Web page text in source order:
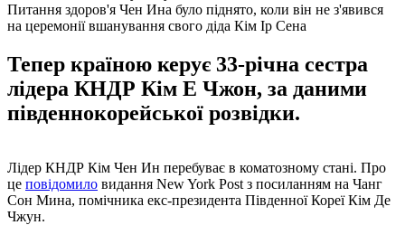
Питання здоров'я Чен Ина було піднято, коли він не з'явився
на церемонії вшанування свого діда Кім Ір Сена
Тепер країною керує 33-річна сестра
лідера КНДР Кім Е Чжон, за даними
південнокорейської розвідки.
Лідер КНДР Кім Чен Ин перебуває в коматозному стані. Про
це повідомило видання New York Post з посиланням на Чанг
Сон Мина, помічника екс-президента Південної Кореї Кім Де
Чжун.